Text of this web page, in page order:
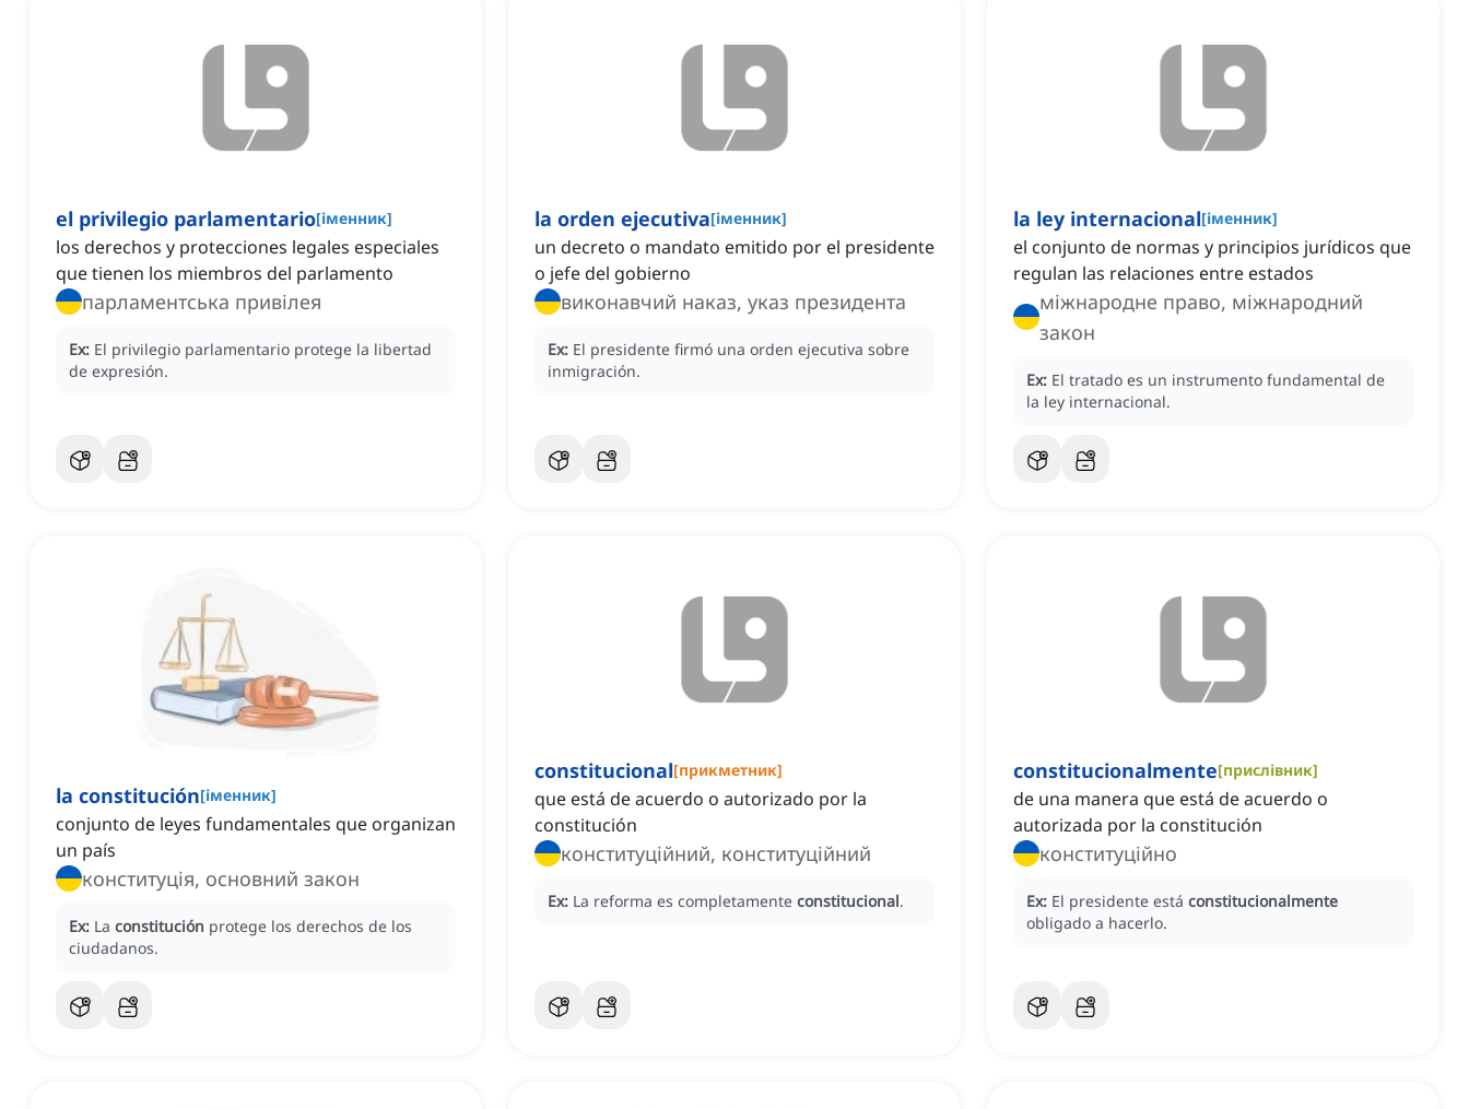
el privilegio parlamentario[іменник]
los derechos y protecciones legales especiales
que tienen los miembros del parlamento
парламентська привілея
Ex: El privilegio parlamentario protege la libertad
de expresión.
la orden ejecutiva[іменник]
un decreto o mandato emitido por el presidente
o jefe del gobierno
виконавчий наказ, указ президента
Ex: El presidente firmó una orden ejecutiva sobre
inmigración.
la ley internacional[іменник]
el conjunto de normas y principios jurídicos que
regulan las relaciones entre estados
міжнародне право, міжнародний
закон
Ex: El tratado es un instrumento fundamental de
la ley internacional.
la constitución[іменник]
conjunto de leyes fundamentales que organizan
un país
конституція, основний закон
Ex: La constitución protege los derechos de los
ciudadanos.
constitucional[прикметник]
que está de acuerdo o autorizado por la
constitución
конституційний, конституційний
Ex: La reforma es completamente constitucional.
constitucionalmente[прислівник]
de una manera que está de acuerdo o
autorizada por la constitución
конституційно
Ex: El presidente está constitucionalmente
obligado a hacerlo.